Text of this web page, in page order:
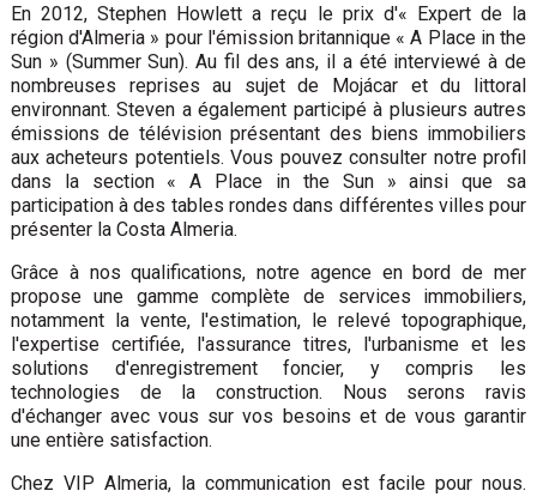
En 2012, Stephen Howlett a reçu le prix d'« Expert de la
région d'Almeria » pour l'émission britannique « A Place in the
Sun » (Summer Sun). Au fil des ans, il a été interviewé à de
nombreuses reprises au sujet de Mojácar et du littoral
environnant. Steven a également participé à plusieurs autres
émissions de télévision présentant des biens immobiliers
aux acheteurs potentiels. Vous pouvez consulter notre profil
dans la section « A Place in the Sun » ainsi que sa
participation à des tables rondes dans différentes villes pour
présenter la Costa Almeria.
Grâce à nos qualifications, notre agence en bord de mer
propose une gamme complète de services immobiliers,
notamment la vente, l'estimation, le relevé topographique,
l'expertise certifiée, l'assurance titres, l'urbanisme et les
solutions d'enregistrement foncier, y compris les
technologies de la construction. Nous serons ravis
d'échanger avec vous sur vos besoins et de vous garantir
une entière satisfaction.
Chez VIP Almeria, la communication est facile pour nous.